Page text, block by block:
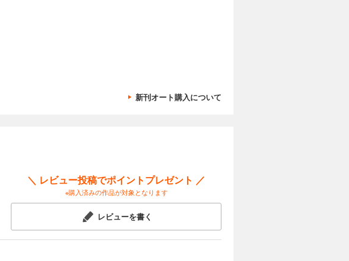
新刊オート購入について
＼ レビュー投稿でポイントプレゼント ／
※購入済みの作品が対象となります
レビューを書く